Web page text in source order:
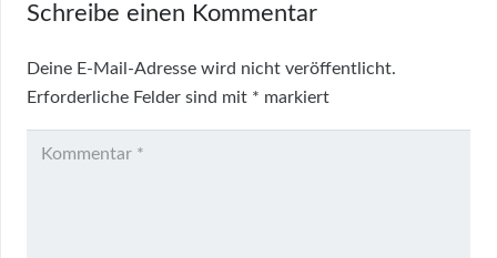
Schreibe einen Kommentar
Deine E-Mail-Adresse wird nicht veröffentlicht.
Erforderliche Felder sind mit * markiert